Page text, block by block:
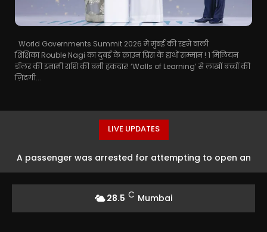
World Governments Summit 2026 में मुंबई की रहने वाली
शिक्षिका Rouble Nagi का दुबई के क्राउन प्रिंस के हाथों सम्मान ! 1 मिलियन
डॉलर की इनामी राशि की बनी हकदार! ‘Walls of Learning’ से लाखों बच्चों की
ज़िंदगी...
LIVE UPDATES
A passenger was arrested for attempting to open an
28.5 C Mumbai